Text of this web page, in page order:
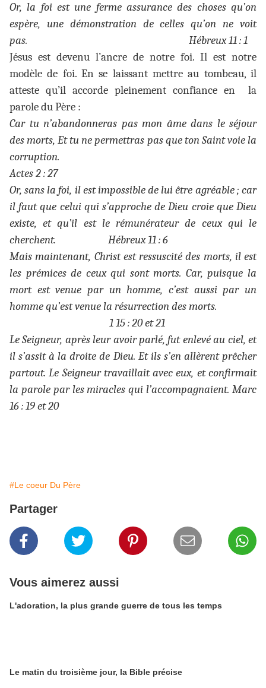
Or, la foi est une ferme assurance des choses qu’on
espère, une démonstration de celles qu’on ne voit
pas. Hébreux 11 : 1
Jésus est devenu l’ancre de notre foi. Il est notre
modèle de foi. En se laissant mettre au tombeau, il
atteste qu’il accorde pleinement confiance en la
parole du Père :
Car tu n’abandonneras pas mon âme dans le séjour
des morts, Et tu ne permettras pas que ton Saint voie la
corruption.
Actes 2 : 27
Or, sans la foi, il est impossible de lui être agréable ; car
il faut que celui qui s’approche de Dieu croie que Dieu
existe, et qu’il est le rémunérateur de ceux qui le
cherchent. Hébreux 11 : 6
Mais maintenant, Christ est ressuscité des morts, il est
les prémices de ceux qui sont morts. Car, puisque la
mort est venue par un homme, c’est aussi par un
homme qu’est venue la résurrection des morts.
1 15 : 20 et 21
Le Seigneur, après leur avoir parlé, fut enlevé au ciel, et
il s’assit à la droite de Dieu. Et ils s’en allèrent prêcher
partout. Le Seigneur travaillait avec eux, et confirmait
la parole par les miracles qui l’accompagnaient. Marc
16 : 19 et 20
#Le coeur Du Père
Partager
Vous aimerez aussi
L'adoration, la plus grande guerre de tous les temps
Le matin du troisième jour, la Bible précise